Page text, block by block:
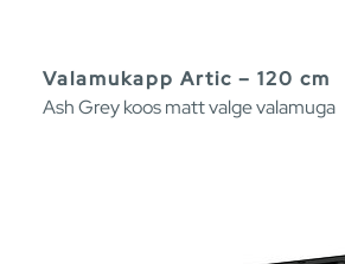
Valamukapp Artic – 120 cm
Ash Grey koos matt valge valamuga